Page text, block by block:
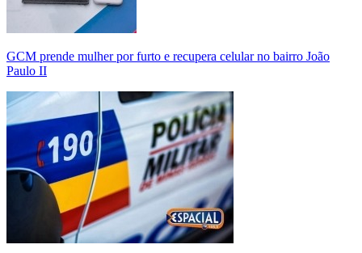
GCM prende mulher por furto e recupera celular no bairro João
Paulo II